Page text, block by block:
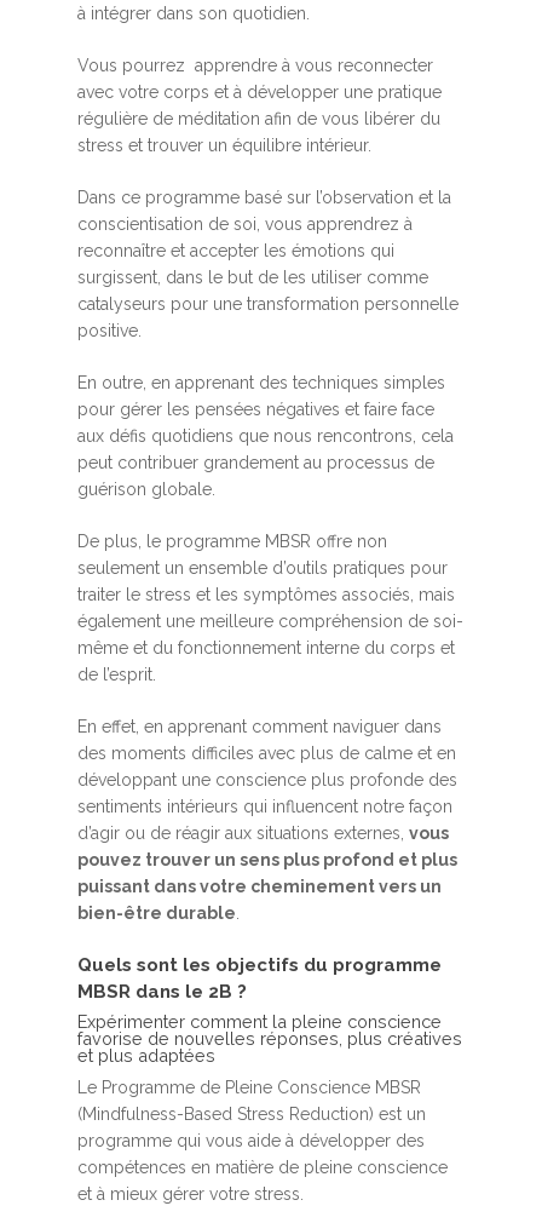
à intégrer dans son quotidien.
Vous pourrez apprendre à vous reconnecter
avec votre corps et à développer une pratique
régulière de méditation afin de vous libérer du
stress et trouver un équilibre intérieur.
Dans ce programme basé sur l’observation et la
conscientisation de soi, vous apprendrez à
reconnaître et accepter les émotions qui
surgissent, dans le but de les utiliser comme
catalyseurs pour une transformation personnelle
positive.
En outre, en apprenant des techniques simples
pour gérer les pensées négatives et faire face
aux défis quotidiens que nous rencontrons, cela
peut contribuer grandement au processus de
guérison globale.
De plus, le programme MBSR offre non
seulement un ensemble d’outils pratiques pour
traiter le stress et les symptômes associés, mais
également une meilleure compréhension de soi-
même et du fonctionnement interne du corps et
de l’esprit.
En effet, en apprenant comment naviguer dans
des moments difficiles avec plus de calme et en
développant une conscience plus profonde des
sentiments intérieurs qui influencent notre façon
d’agir ou de réagir aux situations externes, vous
pouvez trouver un sens plus profond et plus
puissant dans votre cheminement vers un
bien-être durable
Quels sont les objectifs du programme
MBSR dans le 2B ?
Expérimenter comment la pleine conscience
favorise de nouvelles réponses, plus créatives
et plus adaptées
Le Programme de Pleine Conscience MBSR
(Mindfulness-Based Stress Reduction) est un
programme qui vous aide à développer des
compétences en matière de pleine conscience
et à mieux gérer votre stress.